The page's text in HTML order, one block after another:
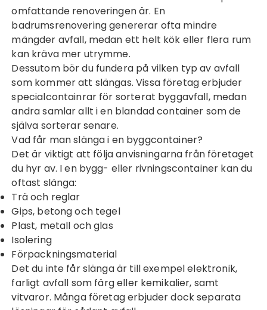
omfattande renoveringen är. En
badrumsrenovering genererar ofta mindre
mängder avfall, medan ett helt kök eller flera rum
kan kräva mer utrymme.
Dessutom bör du fundera på vilken typ av avfall
som kommer att slängas. Vissa företag erbjuder
specialcontainrar för sorterat byggavfall, medan
andra samlar allt i en blandad container som de
själva sorterar senare.
Vad får man slänga i en byggcontainer?
Det är viktigt att följa anvisningarna från företaget
du hyr av. I en bygg- eller rivningscontainer kan du
oftast slänga:
Trä och reglar
Gips, betong och tegel
Plast, metall och glas
Isolering
Förpackningsmaterial
Det du inte får slänga är till exempel elektronik,
farligt avfall som färg eller kemikalier, samt
vitvaror. Många företag erbjuder dock separata